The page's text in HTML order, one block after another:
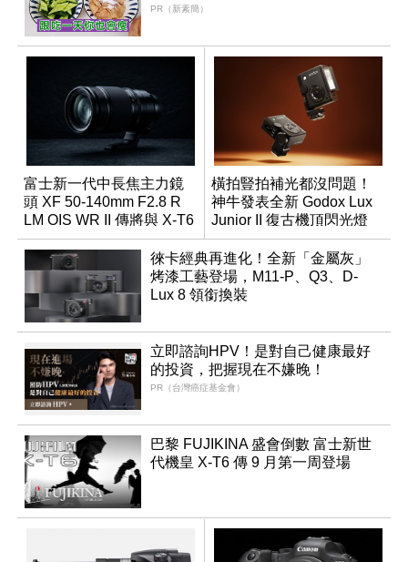
PR（新素簡）
富士新一代中長焦主力鏡
頭 XF 50-140mm F2.8 R
LM OIS WR II 傳將與 X-T6
同步亮相
橫拍豎拍補光都沒問題！
神牛發表全新 Godox Lux
Junior II 復古機頂閃光燈
徠卡經典再進化！全新「金屬灰」
烤漆工藝登場，M11-P、Q3、D-
Lux 8 領銜換裝
立即諮詢HPV！是對自己健康最好
的投資，把握現在不嫌晚！
PR（台灣癌症基金會）
巴黎 FUJIKINA 盛會倒數 富士新世
代機皇 X-T6 傳 9 月第一周登場